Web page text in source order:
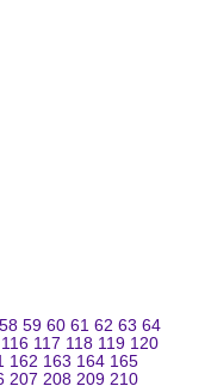
58 59 60 61 62 63 64
116 117 118 119 120
162 163 164 165
207 208 209 210